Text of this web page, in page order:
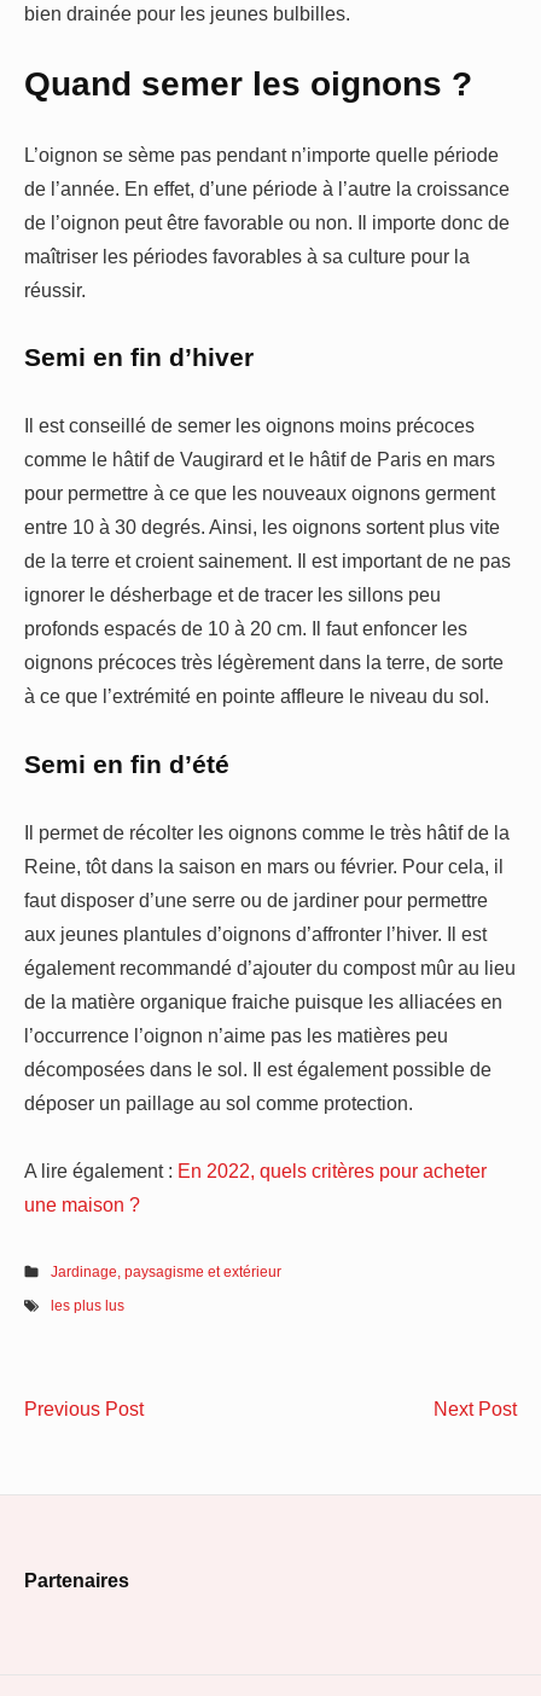
bien drainée pour les jeunes bulbilles.
Quand semer les oignons ?
L’oignon se sème pas pendant n’importe quelle période
de l’année. En effet, d’une période à l’autre la croissance
de l’oignon peut être favorable ou non. Il importe donc de
maîtriser les périodes favorables à sa culture pour la
réussir.
Semi en fin d’hiver
Il est conseillé de semer les oignons moins précoces
comme le hâtif de Vaugirard et le hâtif de Paris en mars
pour permettre à ce que les nouveaux oignons germent
entre 10 à 30 degrés. Ainsi, les oignons sortent plus vite
de la terre et croient sainement. Il est important de ne pas
ignorer le désherbage et de tracer les sillons peu
profonds espacés de 10 à 20 cm. Il faut enfoncer les
oignons précoces très légèrement dans la terre, de sorte
à ce que l’extrémité en pointe affleure le niveau du sol.
Semi en fin d’été
Il permet de récolter les oignons comme le très hâtif de la
Reine, tôt dans la saison en mars ou février. Pour cela, il
faut disposer d’une serre ou de jardiner pour permettre
aux jeunes plantules d’oignons d’affronter l’hiver. Il est
également recommandé d’ajouter du compost mûr au lieu
de la matière organique fraiche puisque les alliacées en
l’occurrence l’oignon n’aime pas les matières peu
décomposées dans le sol. Il est également possible de
déposer un paillage au sol comme protection.
A lire également : En 2022, quels critères pour acheter
une maison ?
Jardinage, paysagisme et extérieur
les plus lus
Navigation
Previous PostDécouvrez
Next Post
Partenaires